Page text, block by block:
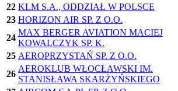
22 KLM S.A., ODDZIAŁ W POLSCE
23 HORIZON AIR SP. Z O.O.
24
MAX BERGER AVIATION MACIEJ
KOWALCZYK SP. K.
25 AEROPRZYSTAŃ SP. Z O.O.
26
AEROKLUB WŁOCŁAWSKI IM.
STANISŁAWA SKARŻYŃSKIEGO